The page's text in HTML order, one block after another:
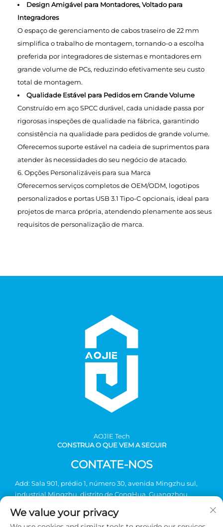
Design Amigável para Montadores, Voltado para
Integradores
O espaço de gerenciamento de cabos traseiro de 22 mm
simplifica o trabalho de montagem, tornando-o a escolha
preferida por integradores de sistemas e montadores em
grande volume de PCs, reduzindo efetivamente seu custo
total de montagem.
Qualidade Estável para Pedidos em Grande Volume
Construído em aço SPCC durável, cada unidade passa por
rigorosas inspeções de qualidade na fábrica, garantindo
consistência na qualidade para pedidos de grande volume.
Oferecemos suporte estável na cadeia de suprimentos para
atender às necessidades do seu negócio de atacado.
6. Opções Personalizáveis para sua Marca
Oferecemos serviços completos de OEM/ODM, logotipos
personalizados e portas USB 3.1 Tipo-C opcionais, ideal para
projetos de marca própria, atendendo plenamente aos seus
requisitos de personalização de marca.
AOJlE Tech
CONSTRUA O QUE VEM A SEGUIR
CONTATE-NOS
Add: Sala 901, prédio 1, número 30, avenida Mingzhu sul,
industrial Mingzhu, distrito de CongHua, Guangzhou,
+86-2036031688 Ramal 8048
We value your privacy